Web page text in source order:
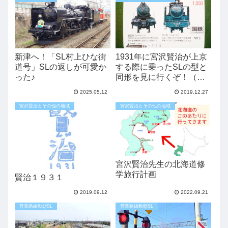
新津へ！「SL村上ひな街
道号」SLの返しが可愛か
った♪
2025.05.12
1931年に宮沢賢治が上京
する際に乗ったSLの型と
同形を見に行くぞ！（よ
2019.12.27
宮沢賢治とその他の地域
賢治１９３１
2019.09.12
宮沢賢治とその他の地域
宮沢賢治先生の北海道修
学旅行計画
2022.09.21
営業路線動態SL 営業路線動態SL